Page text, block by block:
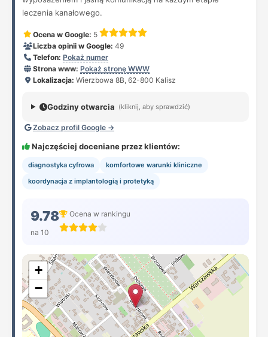
leczenia kanałowego.
Ocena w Google: 5
Liczba opinii w Google: 49
Telefon: Pokaż numer
Strona www: Pokaż stronę WWW
Lokalizacja: Wierzbowa 8B, 62-800 Kalisz
Godziny otwarcia (kliknij, aby sprawdzić)
Zobacz profil Google →
Najczęściej doceniane przez klientów:
diagnostyka cyfrowa
komfortowe warunki kliniczne
koordynacja z implantologią i protetyką
9.78
na 10
Ocena w rankingu
+
−